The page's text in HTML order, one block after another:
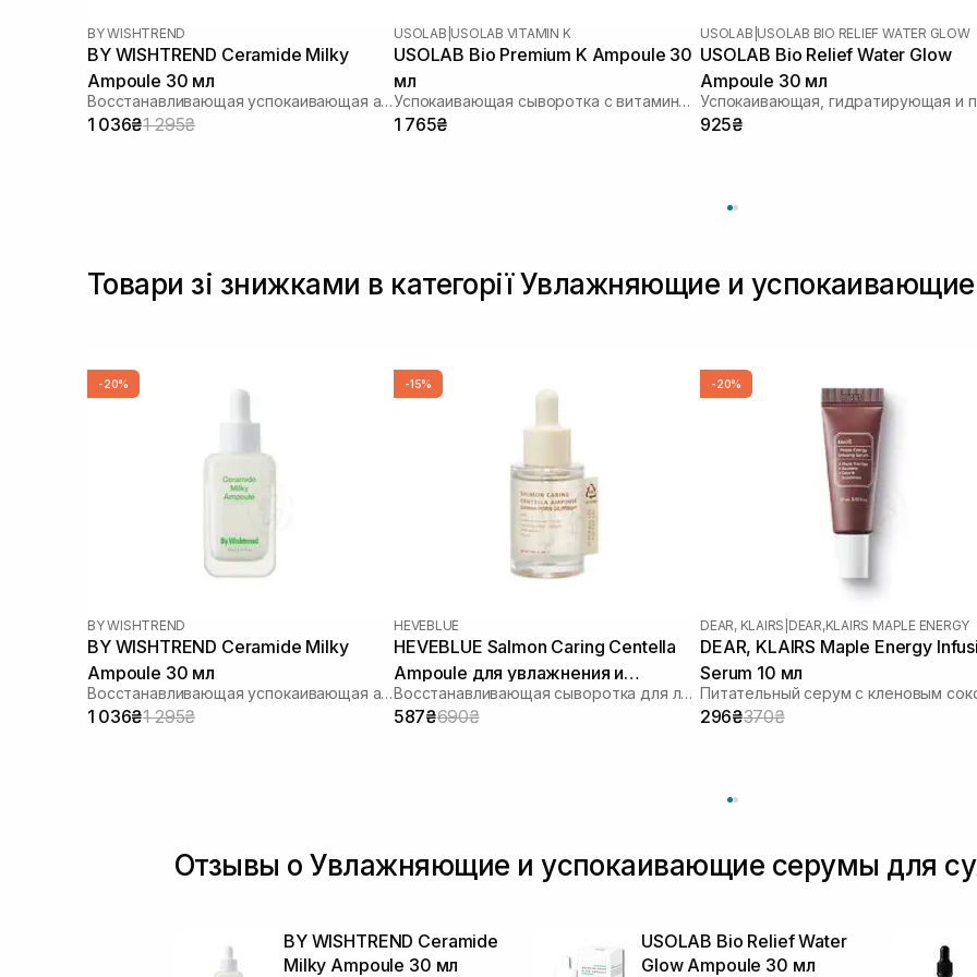
Сок гибискуса
Сквалан
Стволовые клетки
Токоферол
BY WISHTREND
BY WISHTREND Ceramide Milky
Ampoule 30 мл
Восстанавливающая успокаивающая ампула для лица
1 036₴1 295₴
USOLAB USOLAB VITAMIN K
USOLAB Bio Premium K Ampoule 30
мл
Успокаивающая сыворотка с витамином K
1 765₴
USOLAB USOLAB BIO RELIEF WATER GLOW
USOLAB Bio Relief Water Glow
Ampoule 30 мл
925₴
Товари зі знижками в категорії Увлажняющие и
-20%
BY WISHTREND
BY WISHTREND Ceramide Milky
Ampoule 30 мл
Восстанавливающая успокаивающая ампула для лица
1 036₴1 295₴
-15%
HEVEBLUE
HEVEBLUE Salmon Caring Centella
Ampoule для увлажнения и
укрепления барьера 30 мл
Восстанавливающая сыворотка для лица
587₴690₴
-20%
DEAR, KLAIRS DEAR,KLAIRS MAPLE ENERGY
DEAR, KLAIRS Maple Energy
Serum 10 мл
Питательный серум с кленовым
296₴370₴
Отзывы о Увлажняющие и успокаивающие серумы для
BY WISHTREND Ceramide
Milky Ampoule 30 мл
USOLAB Bio Relief Water
Glow Ampoule 30 мл